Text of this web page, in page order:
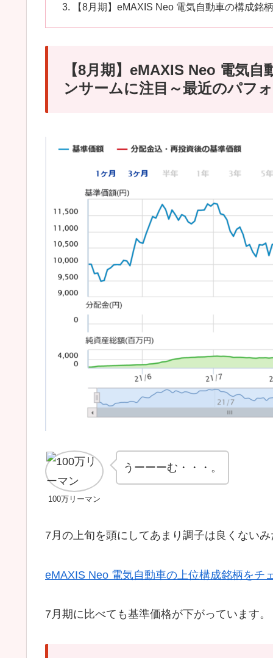
【8月期】eMAXIS Neo 電気自動車の構成
【8月期】eMAXIS Neo 電気
ンサームに注目～最近のパフ
100万リーマン
うーーーむ・・・。
7月の上旬を頭にしてあまり調子は良くない
eMAXIS Neo 電気自動車の上位構成銘柄をチ
7月期に比べても基準価格が下がっています。